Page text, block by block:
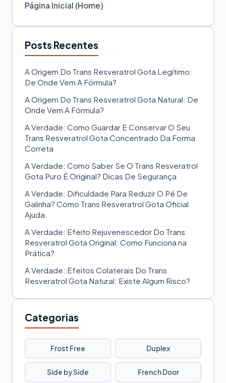
Página Inicial (Home)
Posts Recentes
A Origem Do Trans Resveratrol Gota Legítimo:
De Onde Vem A Fórmula?
A Origem Do Trans Resveratrol Gota Natural: De
Onde Vem A Fórmula?
A Verdade: Como Guardar E Conservar O Seu
Trans Resveratrol Gota Concentrado Da Forma
Correta
A Verdade: Como Saber Se O Trans Resveratrol
Gota Puro É Original? Dicas De Segurança
A Verdade: Dificuldade Para Reduzir O Pé De
Galinha? Como Trans Resveratrol Gota Oficial
Ajuda
A Verdade: Efeito Rejuvenescedor Do Trans
Resveratrol Gota Original: Como Funciona na
Prática?
A Verdade: Efeitos Colaterais Do Trans
Resveratrol Gota Natural: Existe Algum Risco?
Categorias
Frost Free Duplex
Side by Side French Door